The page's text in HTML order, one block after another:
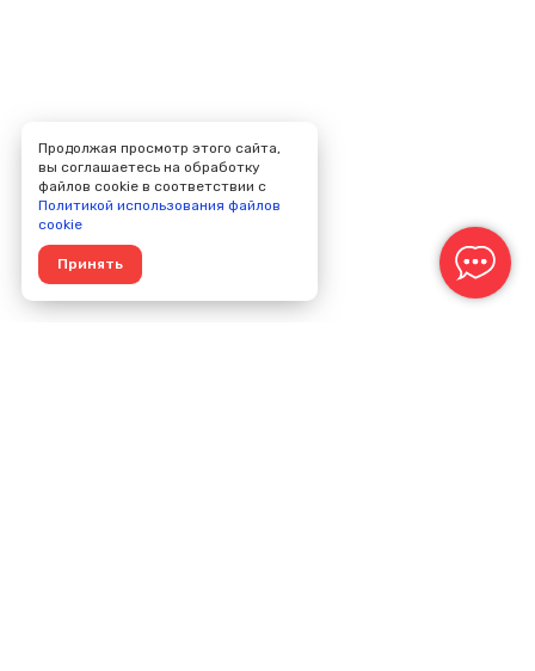
Продолжая просмотр этого сайта,
вы соглашаетесь на обработку
файлов cookie в соответствии с
Политикой использования файлов
cookie
Принять